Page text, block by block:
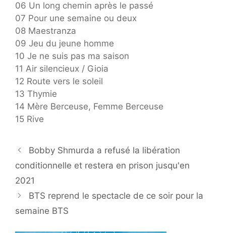
06 Un long chemin après le passé
07 Pour une semaine ou deux
08 Maestranza
09 Jeu du jeune homme
10 Je ne suis pas ma saison
11 Air silencieux / Gioia
12 Route vers le soleil
13 Thymie
14 Mère Berceuse, Femme Berceuse
15 Rive
Bobby Shmurda a refusé la libération
conditionnelle et restera en prison jusqu'en
2021
BTS reprend le spectacle de ce soir pour la
semaine BTS